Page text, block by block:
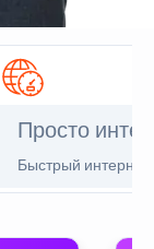
Просто
Быстрый интернет